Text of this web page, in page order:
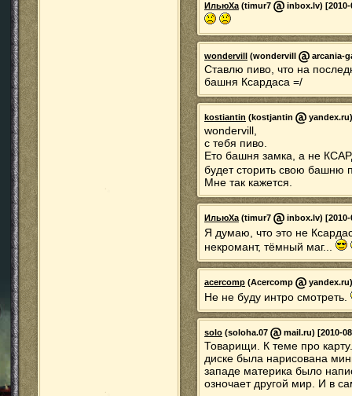
ИльюХа(timur7 inbox.lv) [2010-
wondervill (wondervill arcania-
Ставлю пиво, что на
башня Ксардаса =/
kostiantin (kostjantin
wondervill,
c тебя пиво.
Ето башня замка, а не
будет сторить свою башню
Мне так кажется.
ИльюХа(timur7 inbox.lv) [2010-
Я думаю, что это не
некромант, тёмный маг...
acercomp (Acercomp
Не не буду интро смотреть.
solo (soloha.07 mail.ru) [2010-
Товарищи. К теме про
диске была нарисована
западе материка было
озночает другой мир. И в